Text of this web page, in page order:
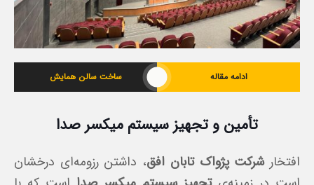
ادامه مقاله ساخت سالن همایش
تأمین و تجهیز سیستم میکسر صدا
افتخارشرکت پژواک تابان افق، داشتن رزومه‌ای درخشان